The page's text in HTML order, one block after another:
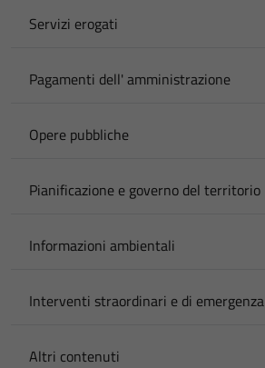
Servizi erogati
Pagamenti dell' amministrazione
Opere pubbliche
Pianificazione e governo del territorio
Informazioni ambientali
Interventi straordinari e di emergenza
Altri contenuti